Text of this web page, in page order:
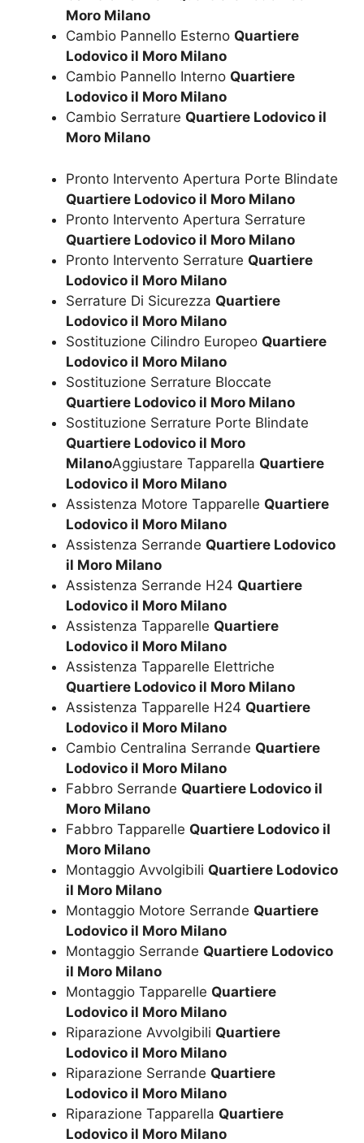
Moro Milano
Cambio Pannello Esterno Quartiere
Lodovico il Moro Milano
Cambio Pannello Interno Quartiere
Lodovico il Moro Milano
Cambio Serrature Quartiere Lodovico il
Moro Milano
Pronto Intervento Apertura Porte Blindate
Quartiere Lodovico il Moro Milano
Pronto Intervento Apertura Serrature
Quartiere Lodovico il Moro Milano
Pronto Intervento Serrature Quartiere
Lodovico il Moro Milano
Serrature Di Sicurezza Quartiere
Lodovico il Moro Milano
Sostituzione Cilindro Europeo Quartiere
Lodovico il Moro Milano
Sostituzione Serrature Bloccate
Quartiere Lodovico il Moro Milano
Sostituzione Serrature Porte Blindate
Quartiere Lodovico il Moro
MilanoAggiustare Tapparella Quartiere
Lodovico il Moro Milano
Assistenza Motore Tapparelle Quartiere
Lodovico il Moro Milano
Assistenza Serrande Quartiere Lodovico
il Moro Milano
Assistenza Serrande H24 Quartiere
Lodovico il Moro Milano
Assistenza Tapparelle Quartiere
Lodovico il Moro Milano
Assistenza Tapparelle Elettriche
Quartiere Lodovico il Moro Milano
Assistenza Tapparelle H24 Quartiere
Lodovico il Moro Milano
Cambio Centralina Serrande Quartiere
Lodovico il Moro Milano
Fabbro Serrande Quartiere Lodovico il
Moro Milano
Fabbro Tapparelle Quartiere Lodovico il
Moro Milano
Montaggio Avvolgibili Quartiere Lodovico
il Moro Milano
Montaggio Motore Serrande Quartiere
Lodovico il Moro Milano
Montaggio Serrande Quartiere Lodovico
il Moro Milano
Montaggio Tapparelle Quartiere
Lodovico il Moro Milano
Riparazione Avvolgibili Quartiere
Lodovico il Moro Milano
Riparazione Serrande Quartiere
Lodovico il Moro Milano
Riparazione Tapparella Quartiere
Lodovico il Moro Milano